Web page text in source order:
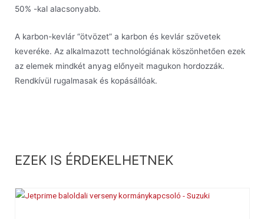
50% -kal alacsonyabb.
A karbon-kevlár “ötvözet” a karbon és kevlár szövetek
keveréke. Az alkalmazott technológiának köszönhetően ezek
az elemek mindkét anyag előnyeit magukon hordozzák.
Rendkívül rugalmasak és kopásállóak.
EZEK IS ÉRDEKELHETNEK